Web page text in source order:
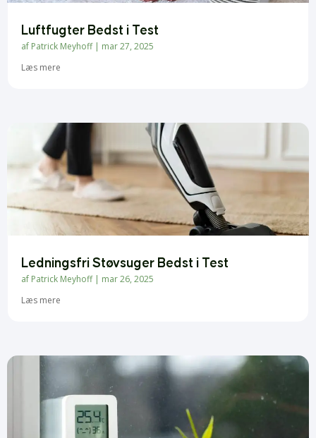
Luftfugter Bedst i Test
af Patrick Meyhoff| mar 27, 2025
Læs mere
Ledningsfri Støvsuger Bedst i Test
af Patrick Meyhoff| mar 26, 2025
Læs mere